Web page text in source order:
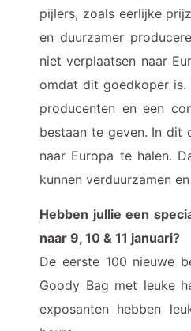
pijlers, zoals eerlijke
en duurzamer
niet verplaatsen naar
omdat dit goedkoper is.
producenten en een
bestaan te geven. In dit
naar Europa te halen.
kunnen verduurzamen
Hebben jullie een
naar 9, 10 & 11 januari?
De eerste 100 nieuwe
Goody Bag met leuke
exposanten hebben